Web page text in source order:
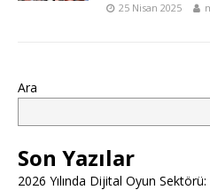
25 Nisan 2025
Ara
Son Yazılar
2026 Yılında Dijital Oyun